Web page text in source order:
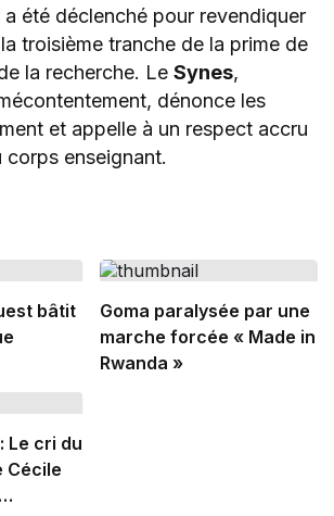
a été déclenché pour revendiquer
troisième tranche de la prime de
la recherche. LeSynes,
dénonce les
et appelle à un respect accru
enseignant.
bâtit
Goma paralysée par une
marche forcée « Made in
Rwanda »
Le cri du
Cécile